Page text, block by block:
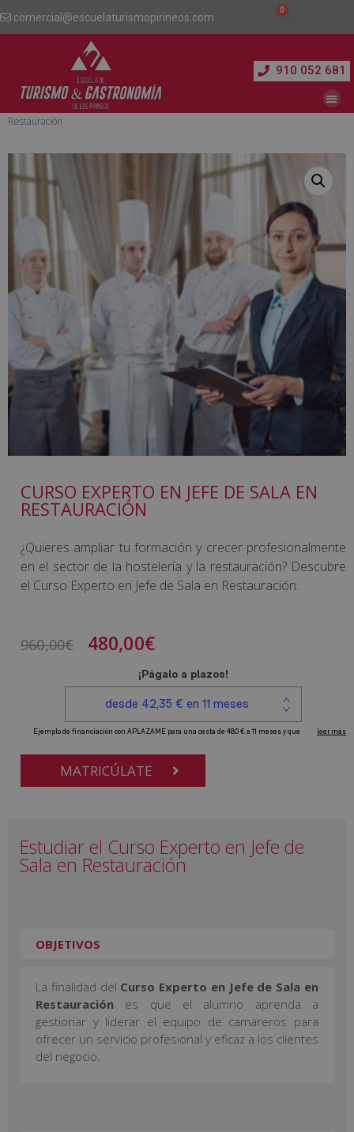
comercial@escuelaturismopirineos.com
910 052 681
Gestión y Dirección Hotelera
Restauración
CURSO EXPERTO EN JEFE DE SALA EN
RESTAURACIÓN
¿Quieres ampliar tu formación y crecer profesionalmente
en el sector de la hostelería y la restauración? Descubre
el Curso Experto en Jefe de Sala en Restauración.
960,00€ 480,00€
MATRICÚLATE
Estudiar el Curso Experto en Jefe de
Sala en Restauración
OBJETIVOS
La finalidad del Curso Experto en Jefe de Sala en
Restauración es que el alumno aprenda a
gestionar y liderar el equipo de camareros para
ofrecer un servicio profesional y eficaz a los clientes
del negocio.